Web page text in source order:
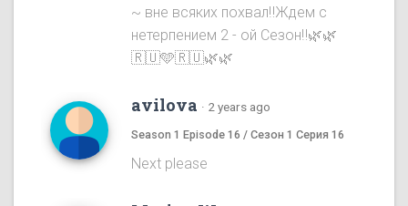
~ вне всяких похвал‼️Ждем с
нетерпением 2 - ой Сезон‼️🌿🌿
🇷🇺🩵🇷🇺🌿🌿
avilova · 2 years ago
Season 1 Episode 16 / Сезон 1 Серия 16
Next please